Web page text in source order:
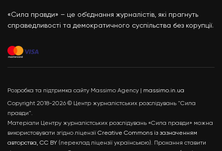
«Сила правди» – це об’єднання журналістів, які прагнуть
справедливості та демократичного суспільства без корупції.
Розробка та підтримка сайту Massimo Agency | massimo.in.ua
Copyright 2018-2026 © Центр журналістських розслідувань "Сила
правди".
Матеріали Центру журналістських розслідувань «Сила правди» можна
використовувати згідно ліцензії Creative Commons із зазначенням
авторства, CC BY (переклад ліцензії українською). Прохання ставити